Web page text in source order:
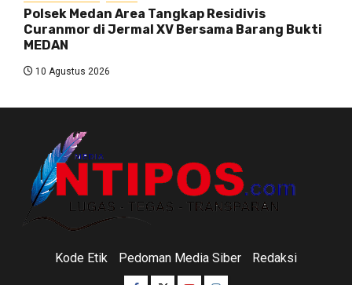
Polsek Medan Area Tangkap Residivis
Curanmor di Jermal XV Bersama Barang Bukti
MEDAN
10 Agustus 2026
Kode Etik Pedoman Media Siber Redaksi